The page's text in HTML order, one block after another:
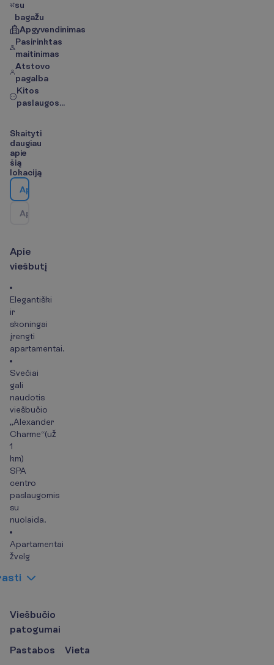
su
bagažu
Apgyvendinimas
Pasirinktas
maitinimas
Atstovo
pagalba
Kitos
paslaugos...
Skaityti
daugiau
apie
šią
lokaciją
Ap
Ap
Apie
viešbutį
Elegantiški
ir
skoningai
įrengti
apartamentai.
Svečiai
gali
naudotis
viešbučio
„Alexander
Charme“(už
1
km)
SPA
centro
paslaugomis
su
nuolaida.
Apartamentai
žvelg
asti
Viešbučio
patogumai
Pastabos
Vieta